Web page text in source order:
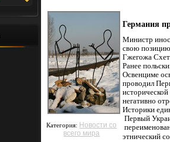
Категория: Новости со
всего мира
Германия
Министр
свою позицию
Гжегожа
Ранее
Освенциме
проводил
негативно
Историки
Первый
этнический